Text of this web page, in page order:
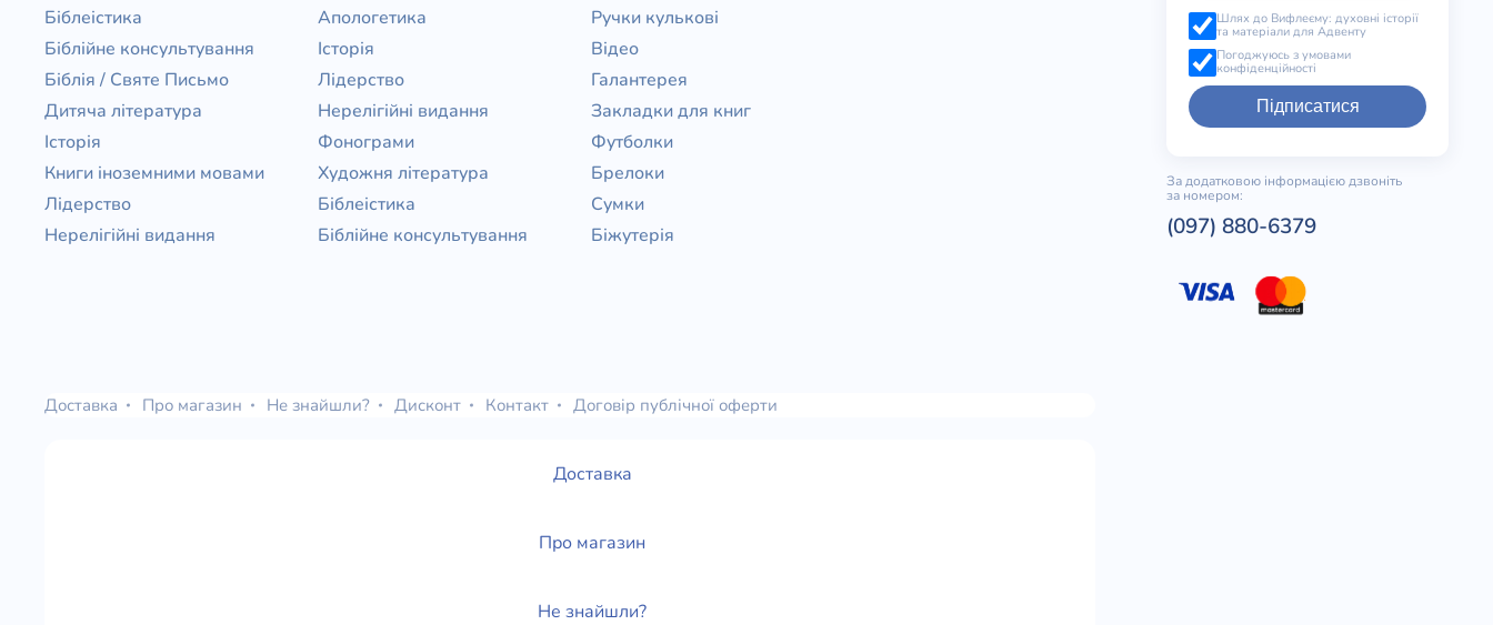
Біблеістика
Біблійне консультування
Біблія / Святе Письмо
Дитяча література
Історія
Книги іноземними мовами
Лідерство
Нерелігійні видання
Апологетика
Історія
Лідерство
Нерелігійні видання
Фонограми
Художня література
Біблеістика
Біблійне консультування
Ручки кулькові
Відео
Галантерея
Закладки для книг
Футболки
Брелоки
Сумки
Біжутерія
Шлях до Вифлеєму: духовні історії
та матеріали для Адвенту
Погоджуюсь з умовами
конфіденційності
Підписатися
За додатковою інформацією дзвоніть
за номером:
(097) 880-6379
Доставка Про магазин Не знайшли? Дисконт Контакт Договір публічної оферти
Доставка
Про магазин
Не знайшли?